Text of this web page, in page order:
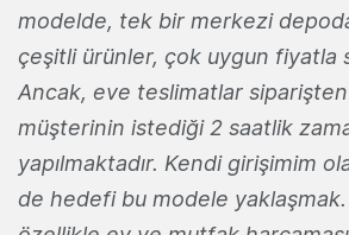
modelde, tek bir merkezi
çeşitli ürünler, çok uygun fiyatla
Ancak, eve teslimatlar
müşterinin istediği 2 saatlik
yapılmaktadır. Kendi girişimim
de hedefi bu modele